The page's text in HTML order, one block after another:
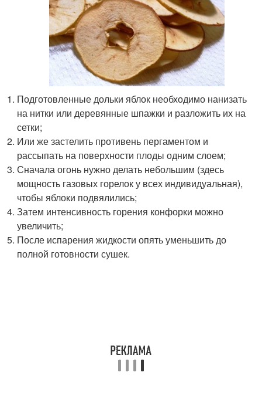
Подготовленные дольки яблок необходимо нанизать
на нитки или деревянные шпажки и разложить их на
сетки;
Или же застелить противень пергаментом и
рассыпать на поверхности плоды одним слоем;
Сначала огонь нужно делать небольшим (здесь
мощность газовых горелок у всех индивидуальная),
чтобы яблоки подвялились;
Затем интенсивность горения конфорки можно
увеличить;
После испарения жидкости опять уменьшить до
полной готовности сушек.